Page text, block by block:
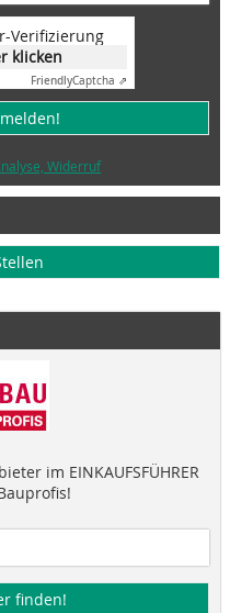
Verifizierung
klicken
FriendlyCaptcha ⇗
Widerruf
im EINKAUFSFÜHRER
finden!